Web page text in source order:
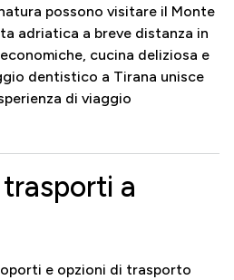
possono visitare il Monte
adriatica a breve distanza in
cucina deliziosa e
dentistico a Tirana unisce
di viaggio
a
e opzioni di trasporto